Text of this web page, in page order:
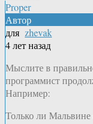
Proper
Автор
для zhevak
4 лет назад
Мыслите в
программист
Например:
Только ли